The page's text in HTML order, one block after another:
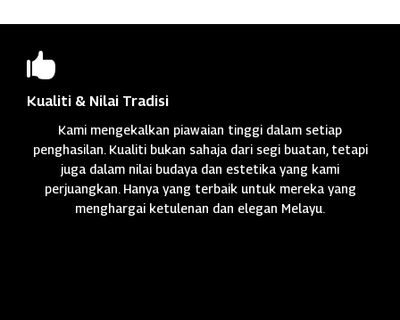

Kualiti & Nilai Tradisi
Kami mengekalkan piawaian tinggi dalam setiap
penghasilan. Kualiti bukan sahaja dari segi buatan, tetapi
juga dalam nilai budaya dan estetika yang kami
perjuangkan. Hanya yang terbaik untuk mereka yang
menghargai ketulenan dan elegan Melayu.